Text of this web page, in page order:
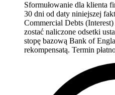
Sformułowanie dla klienta
30 dni od daty niniejszej
Commercial Debts
zostać naliczone odsetki
stopę bazową Bank of
rekompensatą. Termin